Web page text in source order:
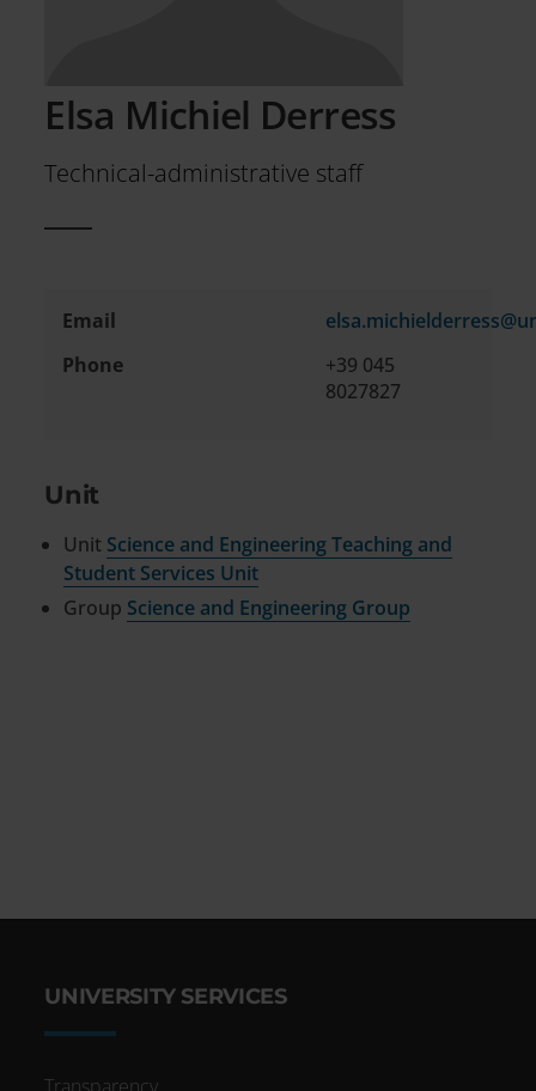
Elsa Michiel Derress
Technical-administrative staff
Contact
information
Email
Phone
+39 045
8027827
Unit
Unit Science and Engineering Teaching and
Student Services Unit
Group Science and Engineering Group
UNIVERSITY SERVICES
Transparency